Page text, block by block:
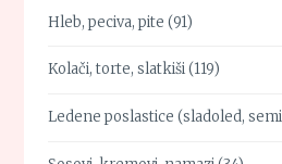
Hleb, peciva, pite (91)
Kolači, torte, slatkiši(119)
Ledene poslastice (sladoled,